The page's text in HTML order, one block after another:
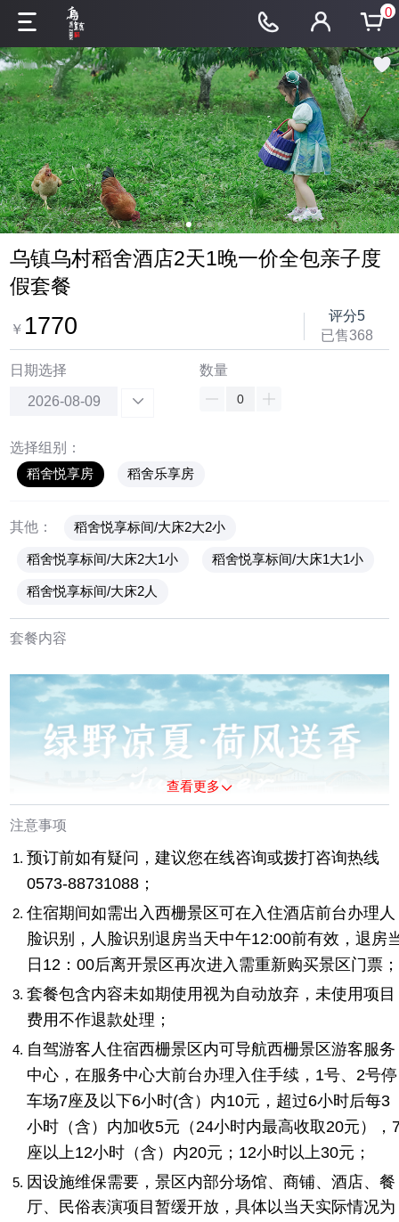
0
乌镇乌村稻舍酒店2天1晚一价全包亲子度
假套餐
￥ 1770
评分5
已售368
日期选择
2026-08-09
数量
选择组别：
稻舍悦享房 稻舍乐享房
其他： 稻舍悦享标间/大床2大2小
稻舍悦享标间/大床2大1小 稻舍悦享标间/大床1大1小
稻舍悦享标间/大床2人
套餐内容
查看更多
注意事项
预订前如有疑问，建议您在线咨询或拨打咨询热线
0573-88731088；
住宿期间如需出入西栅景区可在入住酒店前台办理人
脸识别，人脸识别退房当天中午12:00前有效，退房
日12：00后离开景区再次进入需重新购买景区门票；
套餐包含内容未如期使用视为自动放弃，未使用项目
费用不作退款处理；
自驾游客人住宿西栅景区内可导航西栅景区游客服务
中心，在服务中心大前台办理入住手续，1号、2号停
车场7座及以下6小时(含）内10元，超过6小时后每3
小时（含）内加收5元（24小时内最高收取20元），
座以上12小时（含）内20元；12小时以上30元；
因设施维保需要，景区内部分场馆、商铺、酒店、餐
厅、民俗表演项目暂缓开放，具体以当天实际情况为